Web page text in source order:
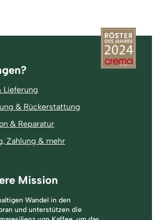
Lieferung
& Rückerstattung
& Reparatur
Zahlung & mehr
Mission
Wandel in den
und unterstützen die